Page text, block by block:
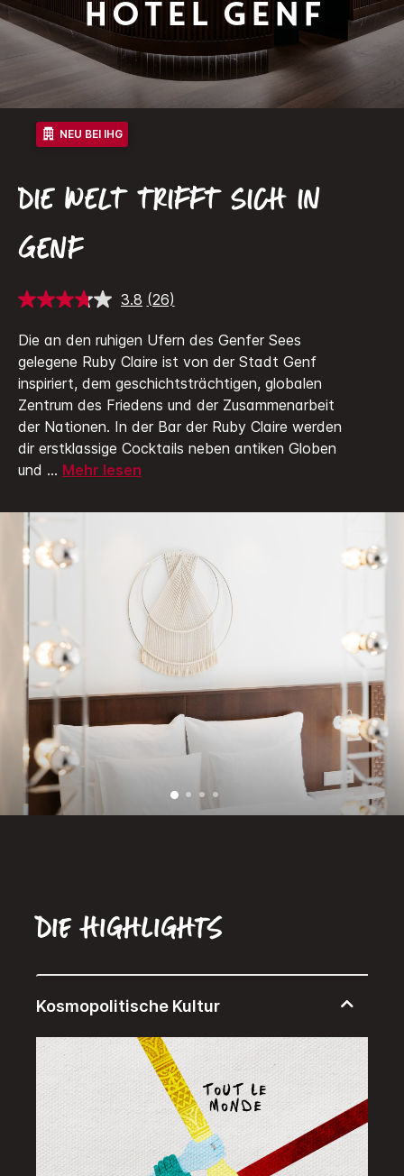
Hotel Genf
NEU BEI IHG
DIE WELT TRIFFT SICH IN
GENF
3.8 26
lesen.
Link
auf
derselben
Seite.
(26)
Die an den ruhigen Ufern des Genfer Sees
gelegene Ruby Claire ist von der Stadt Genf
inspiriert, dem geschichtsträchtigen, globalen
Zentrum des Friedens und der Zusammenarbeit
der Nationen. In der Bar der Ruby Claire werden
dir erstklassige Cocktails neben antiken Globen
und ... Mehr lesen
Die Highlights